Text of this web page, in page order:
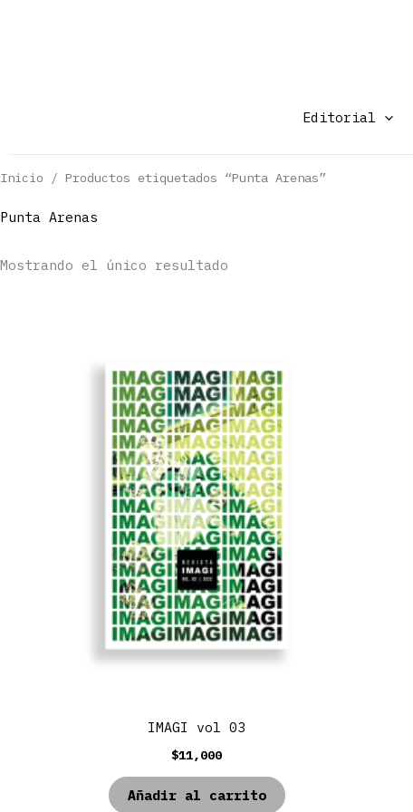
Editorial
Inicio / Productos etiquetados “Punta Arenas”
Punta Arenas
Mostrando el único resultado
IMAGI vol 03
$11,000
Añadir al carrito